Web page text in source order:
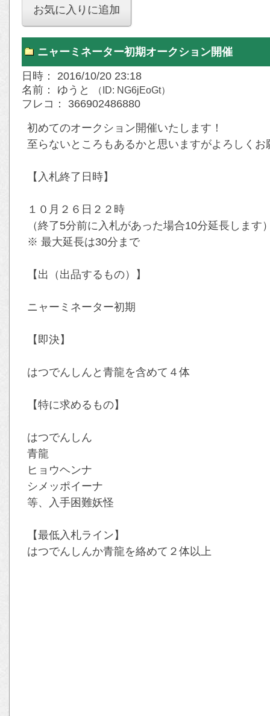
ニャーミネーター初期オークション開催
日時： 2016/10/20 23:18
名前： ゆうと
（ID: NG6jEoGt）
フレコ： 366902486880
初めてのオークション開催いたします！
至らないところもあるかと思いますがよろしくお
【入札終了日時】
１０月２６日２２時
（終了5分前に入札があった場合10分延長します
※ 最大延長は30分まで
【出（出品するもの）】
ニャーミネーター初期
【即決】
はつでんしんと青龍を含めて４体
【特に求めるもの】
はつでんしん
青龍
ヒョウヘンナ
シメッポイーナ
等、入手困難妖怪
【最低入札ライン】
はつでんしんか青龍を絡めて２体以上